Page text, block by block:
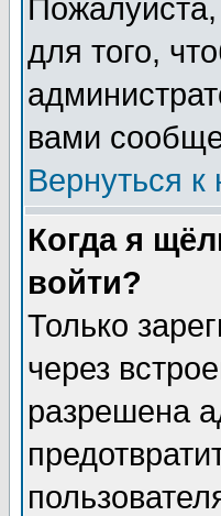
для того,
вами
Вернуться к
Когда я
войти?
Только
через
разрешена